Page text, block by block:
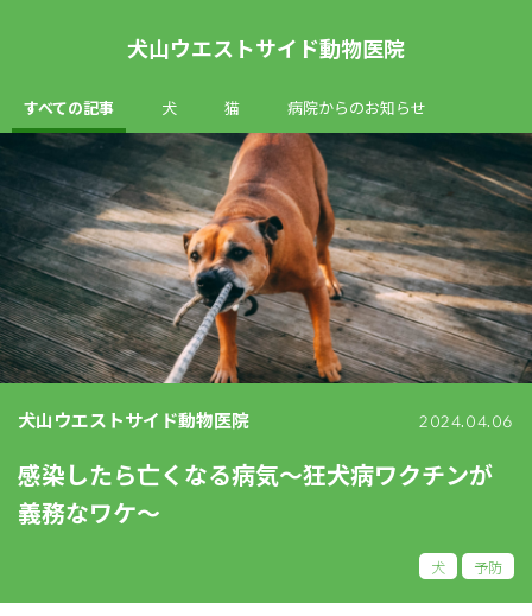
犬山ウエストサイド動物医院
すべての記事 犬 猫 病院からのお知らせ
犬山ウエストサイド動物医院
犬 予防
2024.04.06
感染したら亡くなる病気～狂犬病ワクチンが
義務なワケ～